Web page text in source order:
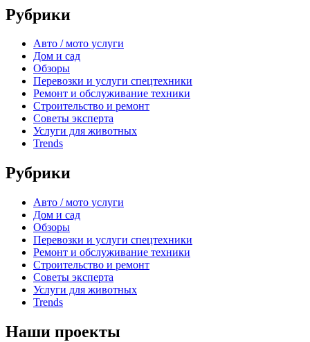
Рубрики
Авто / мото услуги
Дом и сад
Обзоры
Перевозки и услуги спецтехники
Ремонт и обслуживание техники
Строительство и ремонт
Советы эксперта
Услуги для животных
Trends
Рубрики
Авто / мото услуги
Дом и сад
Обзоры
Перевозки и услуги спецтехники
Ремонт и обслуживание техники
Строительство и ремонт
Советы эксперта
Услуги для животных
Trends
Наши проекты